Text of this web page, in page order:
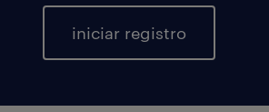
iniciar registro